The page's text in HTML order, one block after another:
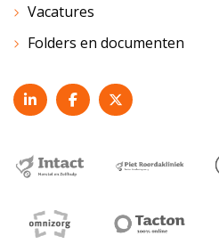
Vacatures
Folders en documenten